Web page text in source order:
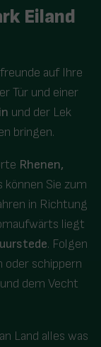
Eiland
auf Ihre
Tür und einer
und der Lek
bringen.
Rhenen,
können Sie zum
in Richtung
liegt
. Folgen
oder schippern
und dem Vecht
Land alles was